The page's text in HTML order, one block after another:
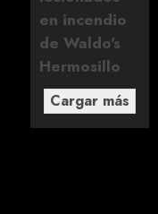
en incendio
de Waldo's
Hermosillo
Cargar más